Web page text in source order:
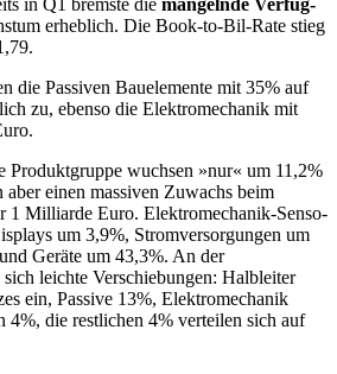
in Q1 bremste die mangelnde Verfüg­
erheblich. Die Book-to-Bil-Rate stieg
die Passiven Bau­ele­men­te mit 35% auf
zu, ebenso die Elektromechanik mit
Produktgruppe wuchsen »nur« um 11,2%
einen massiven Zuwachs beim
1 Milliarde Euro. Elektromechanik-Sen­so­
um 3,9%, Stromversorgungen um
Geräte um 43,3%. An der
leichte Verschiebungen: Halbleiter
ein, Passive 13%, Elektromechanik
4%, die restlichen 4% verteilen sich auf